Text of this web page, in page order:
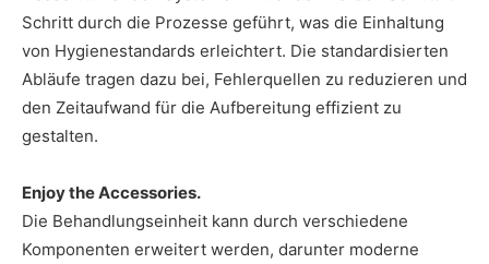
Schritt durch die Prozesse geführt, was die Einhaltung
von Hygienestandards erleichtert. Die standardisierten
Abläufe tragen dazu bei, Fehlerquellen zu reduzieren und
den Zeitaufwand für die Aufbereitung effizient zu
gestalten.
Enjoy the Accessories.
Die Behandlungseinheit kann durch verschiedene
Komponenten erweitert werden, darunter moderne